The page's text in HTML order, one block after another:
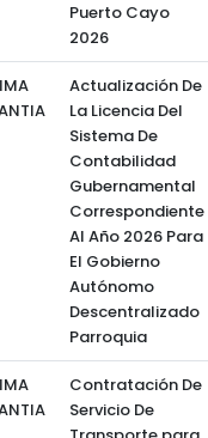
Puerto Cayo
2026
Actualización De
La Licencia Del
Sistema De
Contabilidad
Gubernamental
Correspondiente
Al Año 2026 Para
El Gobierno
Autónomo
Descentralizado
Parroquia
Contratación De
Servicio De